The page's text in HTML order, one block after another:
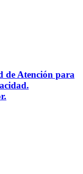
de Atención para